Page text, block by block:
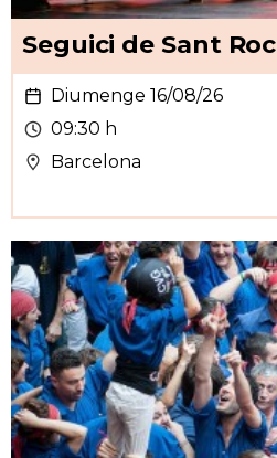
Seguici de Sant Roc
Diumenge 16/08/26
09:30 h
Barcelona